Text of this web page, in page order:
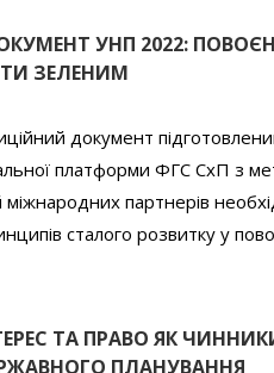
УНП 2022:
ЗЕЛЕНИМ
документ
платформи ФГС СхП з
міжнародних партнерів
сталого розвитку у
ТА ПРАВО ЯК
ПЛАНУВАННЯ